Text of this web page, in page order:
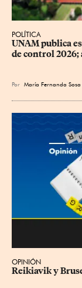
POLÍTICA
UNAM publica
de control 2026;
Por María Fernanda
OPINIÓN
Reikiavik y